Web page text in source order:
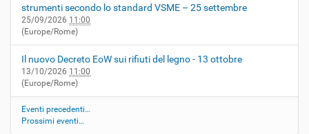
strumenti secondo lo standard VSME – 25 settembre
25/09/2026 11:00
(Europe/Rome)
Il nuovo Decreto EoW sui rifiuti del legno - 13 ottobre
13/10/2026 11:00
(Europe/Rome)
Eventi precedenti…
Prossimi eventi…